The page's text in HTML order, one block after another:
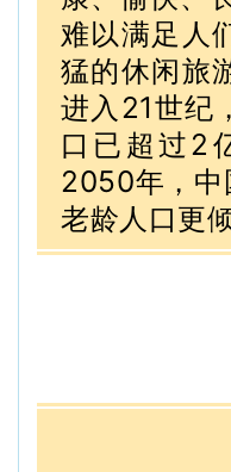
难以满足人
猛的休闲旅
进入21世纪
口已超过2
2050年，中
老龄人口更